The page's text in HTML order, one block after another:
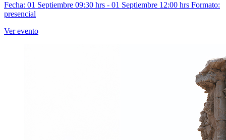
Fecha: 01 Septiembre 09:30 hrs - 01 Septiembre 12:00 hrs Formato:
presencial
Ver evento